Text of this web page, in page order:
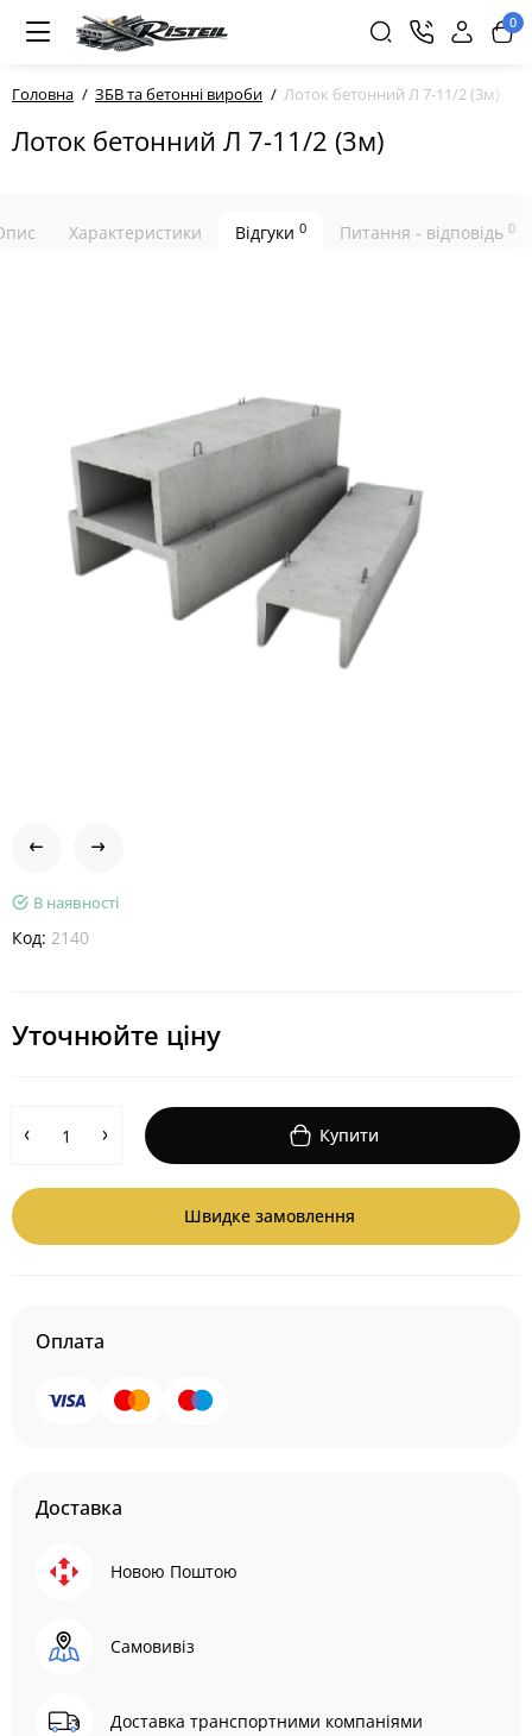
0
Головна ЗБВ та бетонні вироби Лоток бетонний Л 7-11/2 (3м)
Лоток бетонний Л 7-11/2 (3м)
Характеристики Відгуки 0 Питання - відповідь 0
В наявності
Код: 2140
Уточнюйте ціну
Купити
Швидке замовлення
Оплата
Доставка
Новою Поштою
Самовивіз
Доставка транспортними компаніями